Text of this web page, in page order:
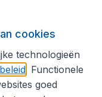
cookies
technologieën
. Functionele
goed